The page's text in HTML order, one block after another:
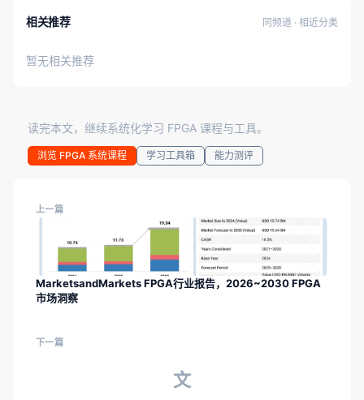
相关推荐 同频道 · 相近分类
暂无相关推荐
读完本文，继续系统化学习 FPGA 课程与工具。
浏览 FPGA 系统课程 学习工具箱 能力测评
上一篇
MarketsandMarkets FPGA行业报告，2026~2030 FPGA
市场洞察
下一篇
文